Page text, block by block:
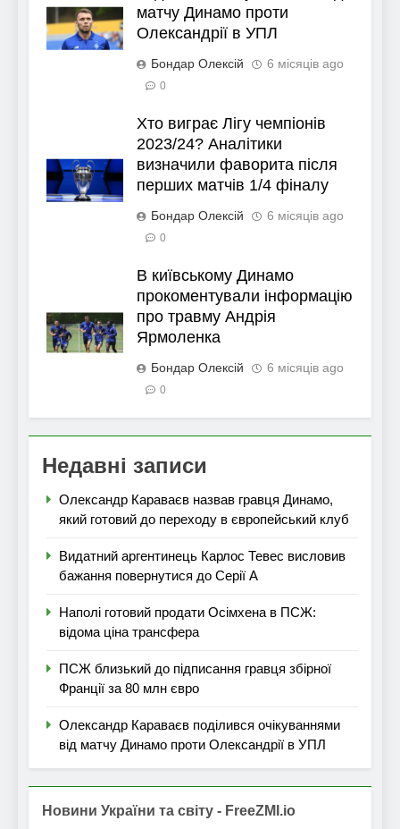
матчу Динамо проти
Олександрії в УПЛ
Бондар Олексій 6 місяців ago
0
Хто виграє Лігу чемпіонів
2023/24? Аналітики
визначили фаворита після
перших матчів 1/4 фіналу
Бондар Олексій 6 місяців ago
0
В київському Динамо
прокоментували інформацію
про травму Андрія
Ярмоленка
Бондар Олексій 6 місяців ago
0
Недавні записи
Олександр Караваєв назвав гравця Динамо,
який готовий до переходу в європейський клуб
Видатний аргентинець Карлос Тевес висловив
бажання повернутися до Серії А
Наполі готовий продати Осімхена в ПСЖ:
відома ціна трансфера
ПСЖ близький до підписання гравця збірної
Франції за 80 млн євро
Олександр Караваєв поділився очікуваннями
від матчу Динамо проти Олександрії в УПЛ
Новини України та світу - FreeZMI.io